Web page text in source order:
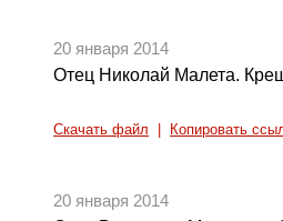
20 января 2014
Отец Николай Малета.
Скачать файл Копировать
20 января 2014